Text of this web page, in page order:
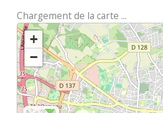
Chargement de la carte ...
+
−